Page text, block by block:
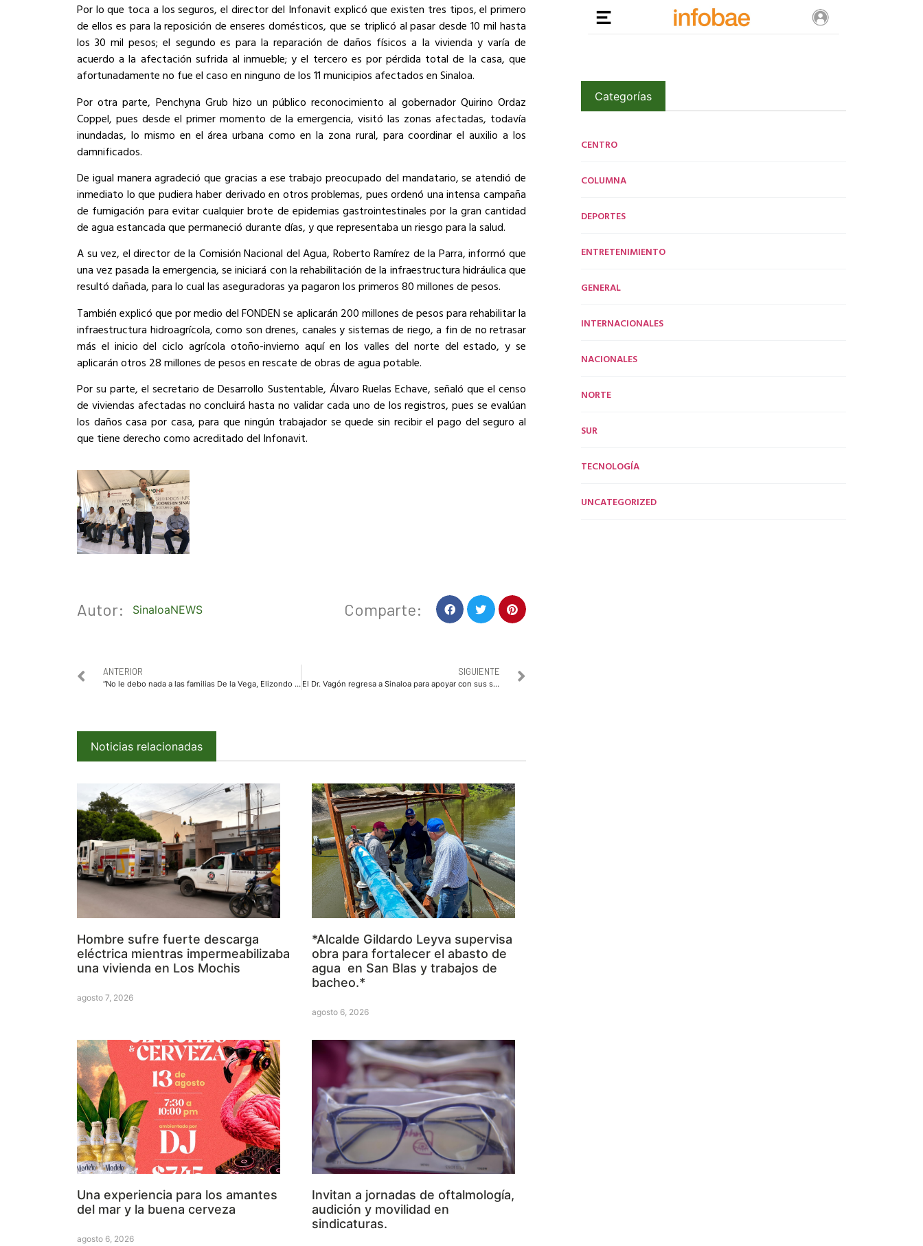
Por lo que toca a los seguros, el director del Infonavit explicó que existen tres tipos, el primero
de ellos es para la reposición de enseres domésticos, que se triplicó al pasar desde 10 mil hasta
los 30 mil pesos; el segundo es para la reparación de daños físicos a la vivienda y varía de
acuerdo a la afectación sufrida al inmueble; y el tercero es por pérdida total de la casa, que
afortunadamente no fue el caso en ninguno de los 11 municipios afectados en Sinaloa.
Por otra parte, Penchyna Grub hizo un público reconocimiento al gobernador Quirino Ordaz
Coppel, pues desde el primer momento de la emergencia, visitó las zonas afectadas, todavía
inundadas, lo mismo en el área urbana como en la zona rural, para coordinar el auxilio a los
damnificados.
De igual manera agradeció que gracias a ese trabajo preocupado del mandatario, se atendió de
inmediato lo que pudiera haber derivado en otros problemas, pues ordenó una intensa campaña
de fumigación para evitar cualquier brote de epidemias gastrointestinales por la gran cantidad
de agua estancada que permaneció durante días, y que representaba un riesgo para la salud.
A su vez, el director de la Comisión Nacional del Agua, Roberto Ramírez de la Parra, informó que
una vez pasada la emergencia, se iniciará con la rehabilitación de la infraestructura hidráulica que
resultó dañada, para lo cual las aseguradoras ya pagaron los primeros 80 millones de pesos.
También explicó que por medio del FONDEN se aplicarán 200 millones de pesos para rehabilitar la
infraestructura hidroagrícola, como son drenes, canales y sistemas de riego, a fin de no retrasar
más el inicio del ciclo agrícola otoño-invierno aquí en los valles del norte del estado, y se
aplicarán otros 28 millones de pesos en rescate de obras de agua potable.
Por su parte, el secretario de Desarrollo Sustentable, Álvaro Ruelas Echave, señaló que el censo
de viviendas afectadas no concluirá hasta no validar cada uno de los registros, pues se evalúan
los daños casa por casa, para que ningún trabajador se quede sin recibir el pago del seguro al
que tiene derecho como acreditado del Infonavit.
Autor: SinaloaNEWS Comparte:
ANTERIOR
“No le debo nada a las familias De la Vega, Elizondo ni a Malova”: “Billy” Chapman
SIGUIENTE
El Dr. Vagón regresa a Sinaloa para apoyar con sus servicios a familias damnificadas
Noticias relacionadas
Hombre sufre fuerte descarga
eléctrica mientras impermeabilizaba
una vivienda en Los Mochis
agosto 7, 2026
*Alcalde Gildardo Leyva supervisa
obra para fortalecer el abasto de
agua en San Blas y trabajos de
bacheo.*
agosto 6, 2026
Una experiencia para los amantes
del mar y la buena cerveza
agosto 6, 2026
Invitan a jornadas de oftalmología,
audición y movilidad en
sindicaturas.
Categorías
CENTRO
COLUMNA
DEPORTES
ENTRETENIMIENTO
GENERAL
INTERNACIONALES
NACIONALES
NORTE
SUR
TECNOLOGÍA
UNCATEGORIZED